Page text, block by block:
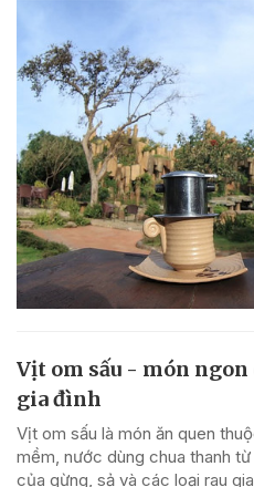
Vịt om sấu - món ngon
gia đình
Vịt om sấu là món ăn quen
mềm, nước dùng chua thanh
của gừng, sả và các loại rau